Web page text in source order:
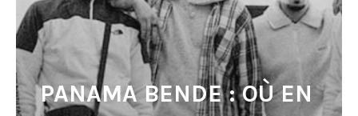
PANAMA BENDE : OÙ EN